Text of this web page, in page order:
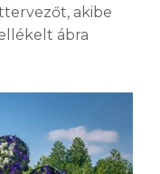
akibe
ábra